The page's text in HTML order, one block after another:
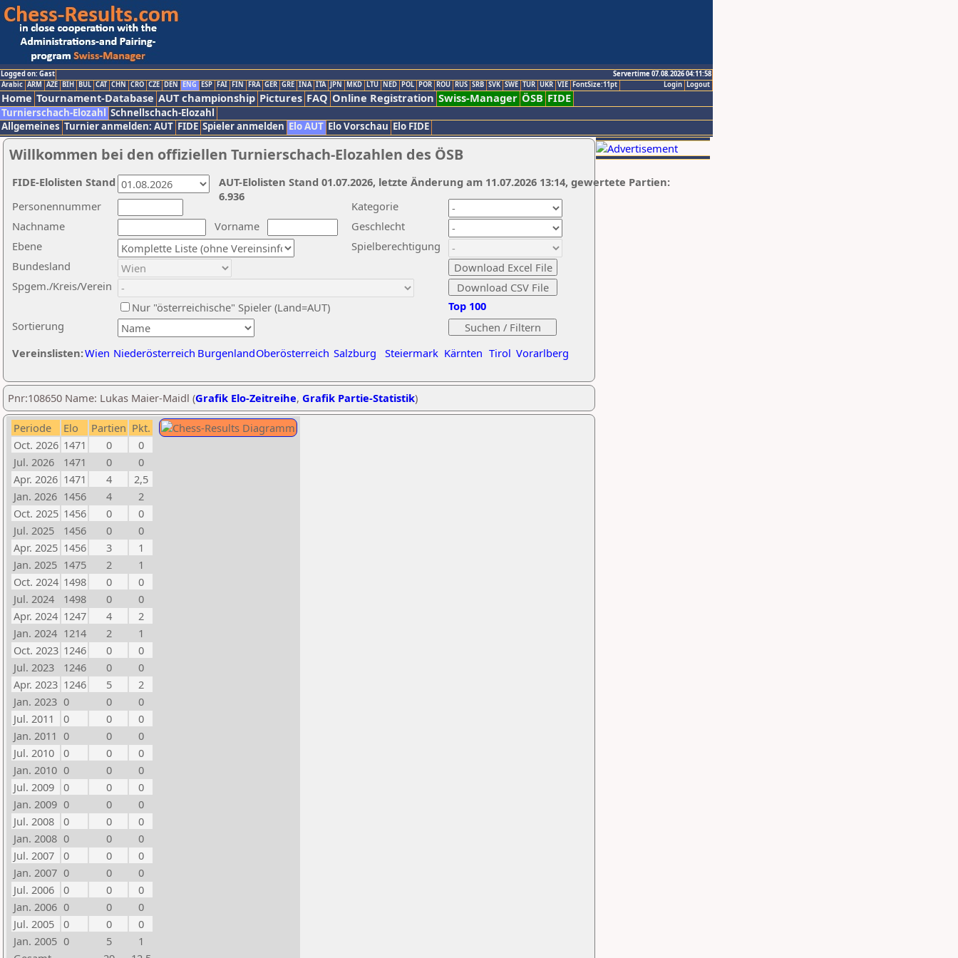
Logged on: Gast
Servertime 07.08.2026 04:11:58
Logout
Login
Arabic ARM AZE BIH BUL CAT CHN CRO CZE DEN ENG ESP FAI FIN FRA GER GRE INA ITA JPN MKD LTU NED POL POR ROU RUS SRB SVK SWE TUR UKR VIE FontSize:11pt
Home Tournament-Database AUT championship Pictures FAQ Online Registration Swiss-Manager ÖSB FIDE
Turnierschach-Elozahl Schnellschach-Elozahl
Allgemeines Turnier anmelden: AUT FIDE Spieler anmelden Elo AUT Elo Vorschau Elo FIDE
Willkommen bei den offiziellen Turnierschach-Elozahlen des ÖSB
Nachname
Vorname
Ebene
Kategorie
Sortierung
Personennummer
Bundesland
Spgem./Kreis/Verein
Geschlecht
Nur "österreichische" Spieler (Land=AUT)
Spielberechtigung
Vereinslisten:Wien Niederösterreich BurgenlandOberösterreich Salzburg Steiermark Kärnten Tirol Vorarlberg
Top 100
AUT-Elolisten Stand 01.07.2026, letzte Änderung am 11.07.2026 13:14, gewertete Partien:
6.936
FIDE-Elolisten Stand
Pnr:108650 Name: Lukas Maier-Maidl (Grafik Elo-Zeitreihe, Grafik Partie-Statistik)
Periode Elo Partien Pkt.
Oct. 2026 1471 0
0
Jul. 2026
1471 0
0
Apr. 2026 1471 4
2,5
Jan. 2026 1456 4
2
Oct. 2025 1456 0
0
Jul. 2025
1456 0
0
Apr. 2025 1456 3
1
Jan. 2025 1475 2
1
Oct. 2024 1498 0
0
Jul. 2024
1498 0
0
Apr. 2024 1247 4
2
Jan. 2024 1214 2
1
Oct. 2023 1246 0
0
Jul. 2023
1246 0
0
Apr. 2023 1246 5
2
Jan. 2023 0 0
0
Jul. 2011
0 0
0
Jan. 2011 0 0
0
Jul. 2010
0 0
0
Jan. 2010 0 0
0
Jul. 2009
0 0
0
Jan. 2009 0 0
0
Jul. 2008
0 0
0
Jan. 2008 0 0
0
Jul. 2007
0 0
0
Jan. 2007 0 0
0
Jul. 2006
0 0
0
Jan. 2006 0 0
0
Jul. 2005
0 0
0
Jan. 2005 0 5
1